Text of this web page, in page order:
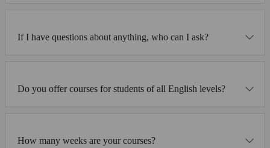
If I have questions about anything, who can I ask?
Do you offer courses for students of all English levels?
How many weeks are your courses?